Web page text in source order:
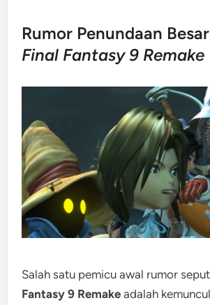
Rumor Penundaan
Final Fantasy 9 Remake
Salah satu pemicu awal rumor
Fantasy 9 Remake adalah